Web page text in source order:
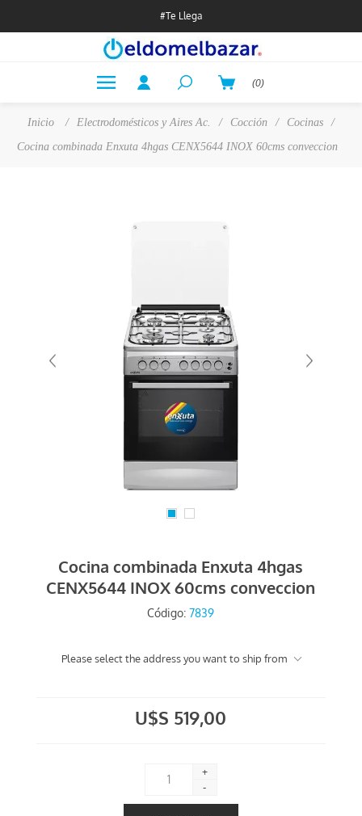
#Te Llega
(0)
Inicio / Electrodomésticos y Aires Ac. / Cocción / Cocinas
/
Cocina combinada Enxuta 4hgas CENX5644 INOX 60cms conveccion
Cocina combinada Enxuta 4hgas
CENX5644 INOX 60cms conveccion
Código: 7839
Please select the address you want to ship from
U$S 519,00
+
-